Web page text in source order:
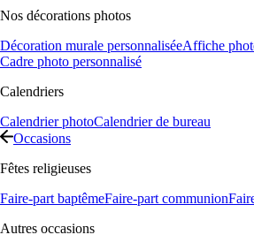
Nos décorations photos
Décoration murale personnaliséeAffiche
Cadre photo personnalisé
Calendriers
Calendrier photoCalendrier de bureau
Occasions
Fêtes religieuses
Faire-part baptêmeFaire-part communion
Autres occasions